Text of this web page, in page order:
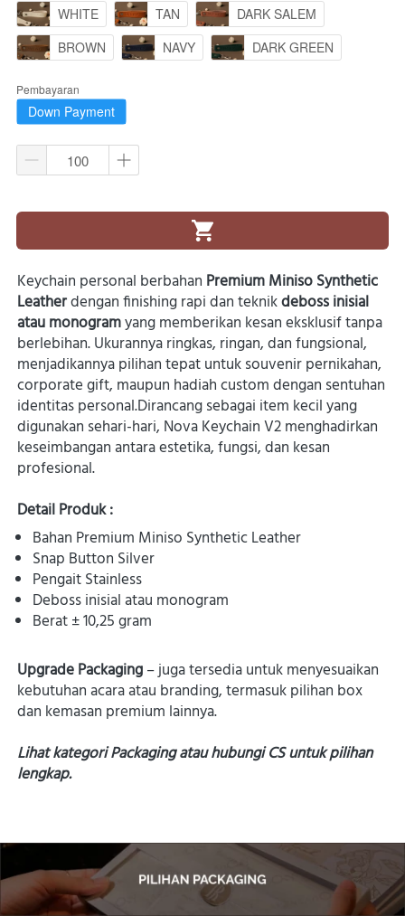
WHITE
TAN
DARK SALEM
BROWN
NAVY DARK GREEN
Pembayaran
Down Payment
`
Keychain personal berbahan Premium Miniso Synthetic
Leather dengan finishing rapi dan teknik deboss inisial
atau monogram yang memberikan kesan eksklusif tanpa
berlebihan. Ukurannya ringkas, ringan, dan fungsional,
menjadikannya pilihan tepat untuk souvenir pernikahan,
corporate gift, maupun hadiah custom dengan sentuhan
identitas personal.Dirancang sebagai item kecil yang
digunakan sehari-hari, Nova Keychain V2 menghadirkan
keseimbangan antara estetika, fungsi, dan kesan
profesional.
Detail Produk :
Bahan Premium Miniso Synthetic Leather
Snap Button Silver
Pengait Stainless
Deboss inisial atau monogram
Berat ± 10,25 gram
Upgrade Packaging – juga tersedia untuk menyesuaikan
kebutuhan acara atau branding, termasuk pilihan box
dan kemasan premium lainnya.
Lihat kategori Packaging atau hubungi CS untuk pilihan
lengkap.